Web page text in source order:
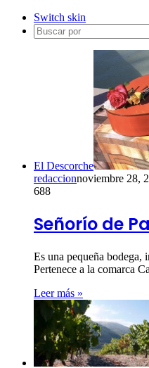
Switch skin
El Descorche
redaccionnoviembre 28,
688
Señorío de
Es una pequeña
Pertenece a la comarca
Leer más »